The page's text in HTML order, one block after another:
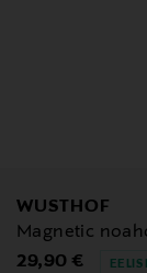
WUSTHOF
Magnetic
Original Price
29,90 €